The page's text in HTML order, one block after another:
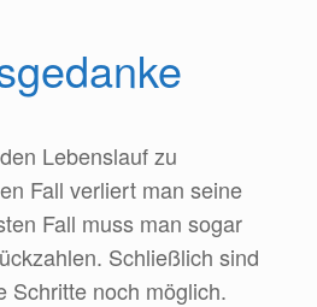
Lebenslauf zu
Fall verliert man seine
Fall muss man sogar
Schließlich sind
Schritte noch möglich.